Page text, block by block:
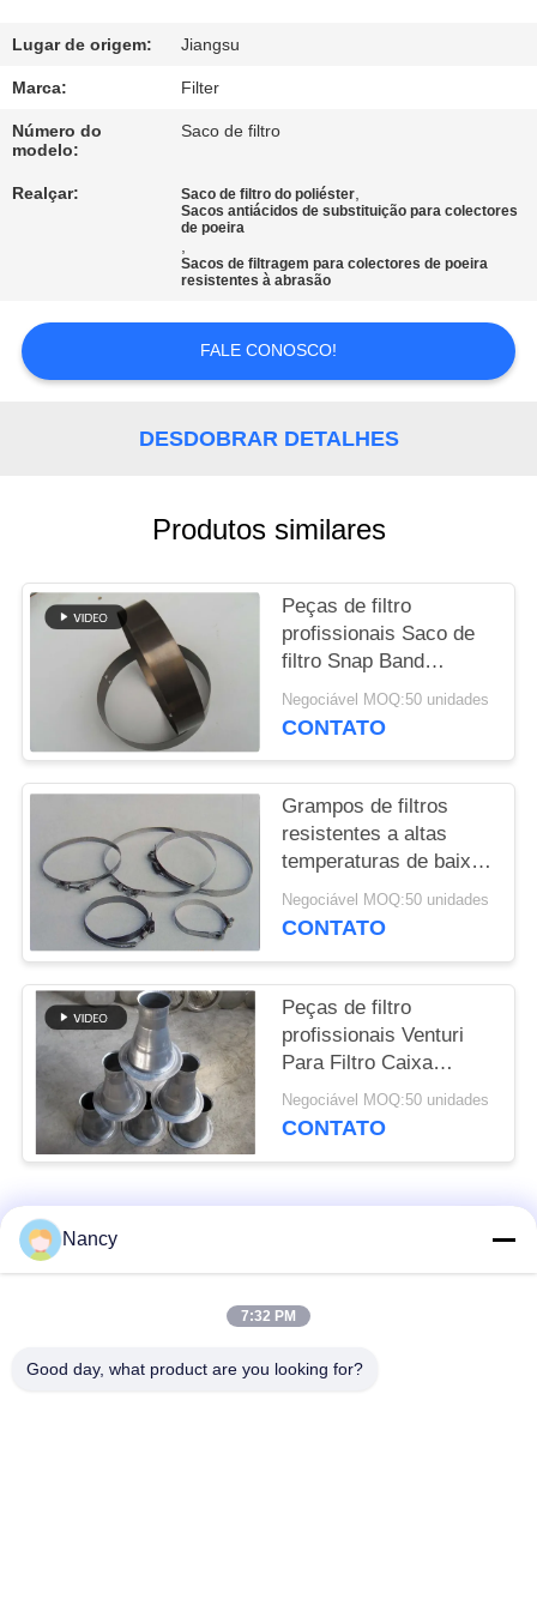
DA
QUALIDADE
CONTACTE-
NOS
UMAS
CITAÇÕES
SITE
POLÍTICA
PRIVACIDADE
Lugar de origem: Jiangsu
Marca: Filter
Número do
modelo:
Saco de filtro
Realçar: Saco de filtro do poliéster,
Sacos antiácidos de substituição para colectores
de poeira
,
Sacos de filtragem para colectores de poeira
resistentes à abrasão
FALE CONOSCO!
DESDOBRAR DETALHES
Produtos similares
Peças de filtro
profissionais Saco de
filtro Snap Band
Material e tamanho
diferentes
Negociável MOQ:50 unidades
CONTATO
Grampos de filtros
resistentes a altas
temperaturas de baixa
duttilidade e longa vida
útil
Negociável MOQ:50 unidades
CONTATO
Peças de filtro
profissionais Venturi
Para Filtro Caixa
Dimensões
personalizadas
Negociável MOQ:50 unidades
CONTATO
Categorias populares
Saco de filtro de
Nancy
7:32 PM
Good day, what product are you looking for?